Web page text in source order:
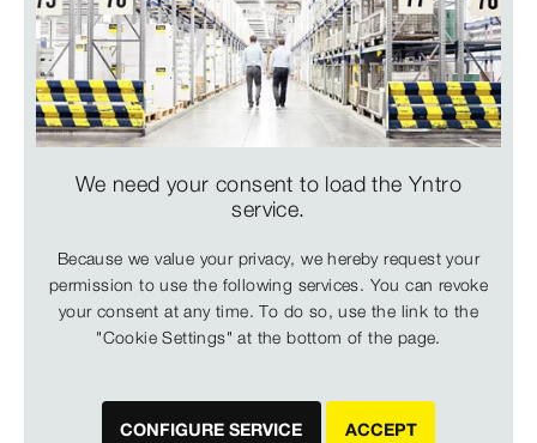
We need your consent to load the Yntro
service.
Because we value your privacy, we hereby request your
permission to use the following services. You can revoke
your consent at any time. To do so, use the link to the
"Cookie Settings" at the bottom of the page.
CONFIGURE SERVICE ACCEPT